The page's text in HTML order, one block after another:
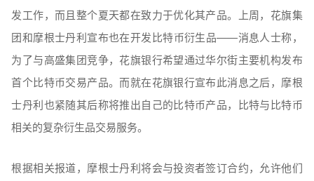
发工作，而且整个夏天都在致力于优化其产品。上周，花旗集
团和摩根士丹利宣布也在开发比特币衍生品——消息人士称，
为了与高盛集团竞争，花旗银行希望通过华尔街主要机构发布
首个比特币交易产品。而就在花旗银行宣布此消息之后，摩根
士丹利也紧随其后称将推出自己的比特币产品，比特与比特币
相关的复杂衍生品交易服务。
根据相关报道，摩根士丹利将会与投资者签订合约，允许他们